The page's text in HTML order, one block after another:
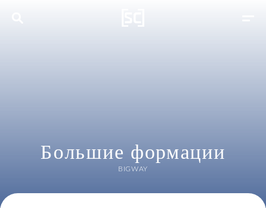
Большие формации
BIGWAY